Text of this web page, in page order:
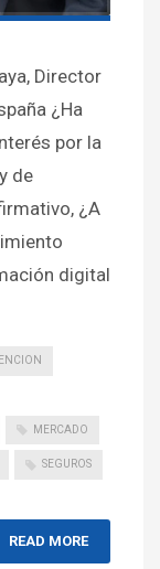
Director
¿Ha
por la
de
¿A
digital
MERCADO
SEGUROS
READ MORE